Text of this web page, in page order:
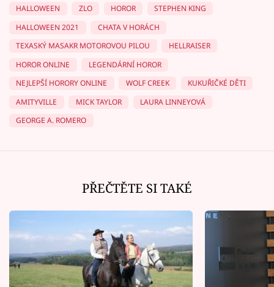
HALLOWEEN
ZLO HOROR
STEPHEN KING
HALLOWEEN 2021
CHATA V HORÁCH
TEXASKÝ MASAKR MOTOROVOU PILOU
HELLRAISER
HOROR ONLINE
LEGENDÁRNÍ HOROR
NEJLEPŠÍ HORORY ONLINE
WOLF CREEK
KUKUŘIČKÉ DĚTI
AMITYVILLE
MICK TAYLOR
LAURA LINNEYOVÁ
GEORGE A. ROMERO
PŘEČTĚTE SI TAKÉ